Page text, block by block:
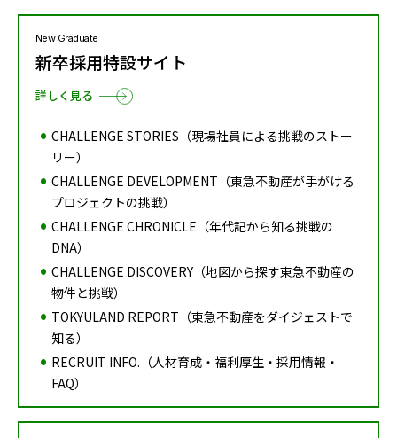
New Graduate
新卒採用特設サイト
詳しく見る
CHALLENGE STORIES（現場社員による挑戦のストー
リー）
CHALLENGE DEVELOPMENT（東急不動産が手がける
プロジェクトの挑戦）
CHALLENGE CHRONICLE（年代記から知る挑戦の
DNA）
CHALLENGE DISCOVERY（地図から探す東急不動産の
物件と挑戦）
TOKYULAND REPORT（東急不動産をダイジェストで
知る）
RECRUIT INFO.（人材育成・福利厚生・採用情報・
FAQ）